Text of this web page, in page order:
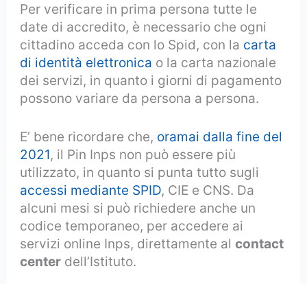
Per verificare in prima persona tutte le
date di accredito, è necessario che ogni
cittadino acceda con lo Spid, con la carta
di identità elettronica o la carta nazionale
dei servizi, in quanto i giorni di pagamento
possono variare da persona a persona.
E’ bene ricordare che, oramai dalla fine del
2021, il Pin Inps non può essere più
utilizzato, in quanto si punta tutto sugli
accessi mediante SPID, CIE e CNS. Da
alcuni mesi si può richiedere anche un
codice temporaneo, per accedere ai
servizi online Inps, direttamente alcontact
center dell’Istituto.